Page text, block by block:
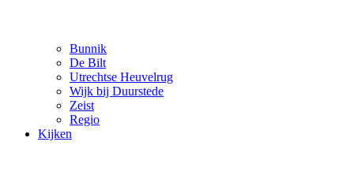
Bunnik
De Bilt
Utrechtse Heuvelrug
Wijk bij Duurstede
Zeist
Regio
Kijken